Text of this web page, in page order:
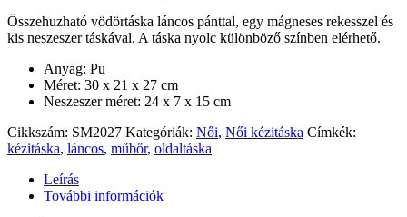
Összehuzható vödörtáska láncos pánttal, egy mágneses rekesszel és
kis neszeszer táskával. A táska nyolc különböző színben elérhető.
Anyag: Pu
Méret: 30 x 21 x 27 cm
Neszeszer méret: 24 x 7 x 15 cm
Cikkszám: SM2027 Kategóriák: Női, Női kézitáska Címkék:
kézitáska, láncos, műbőr, oldaltáska
Leírás
További információk